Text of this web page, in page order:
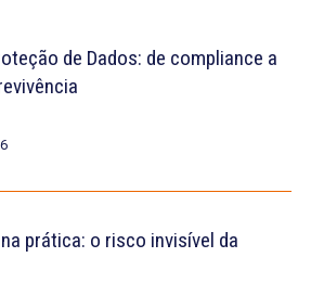
de Dados: de compliance a
prática: o risco invisível da